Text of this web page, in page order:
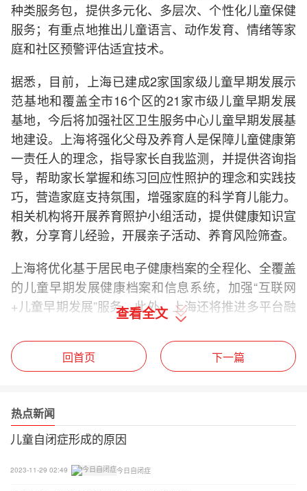
种类服务包，提供多元化、多层次、个性化儿童保健
服务；有重点地推出儿童语言、动作发育、情绪等家
庭和社区预警评估适宜技术。
据悉，目前，上海已建成2家国家级儿童早期发展示
范基地和覆盖全市16个区的21家市级儿童早期发展
基地，今后将加强社区卫生服务中心儿童早期发展基
地建设。上海将强化父母及养育人是保障儿童健康第
一责任人的理念，指导家长自我监测，并提供咨询指
导，帮助家长掌握和练习回应性照护的理念和实践技
巧，营造家庭支持氛围，增强家庭的科学育儿能力。
相关机构将开展养育照护小组活动，提供健康知识宣
教，分享育儿经验，开展亲子活动、养育风险筛查。
上海将优化基于居民电子健康档案的全程化、全覆盖
的儿童早期发展健康档案和信息系统，加强“互联网
+儿童早期发展”服务。此外，上海还将推进多平台融
合的儿童健康移动服务，优化儿童早期发展服务体
验。(完)
查看全文
回首页 下一篇
热点新闻
儿童自闭症形成的原因
2023-11-29 02:49 今日自闭症